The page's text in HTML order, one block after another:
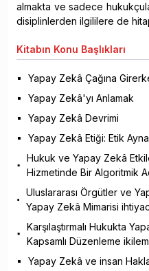
almakta ve sadece
disiplinlerden ilgililere de
Kitabın Konu Başlıkları
Yapay Zekâ Çağına
Yapay Zekâ'yı Anlamak
Yapay Zekâ Devrimi
Yapay Zekâ Etiği: Etik
Hukuk ve Yapay Zekâ
Hizmetinde Bir Algoritmik
Uluslararası Örgütler ve
Yapay Zekâ Mimarisi
Karşılaştırmalı Hukukta
Kapsamlı Düzenleme
Yapay Zekâ ve insan